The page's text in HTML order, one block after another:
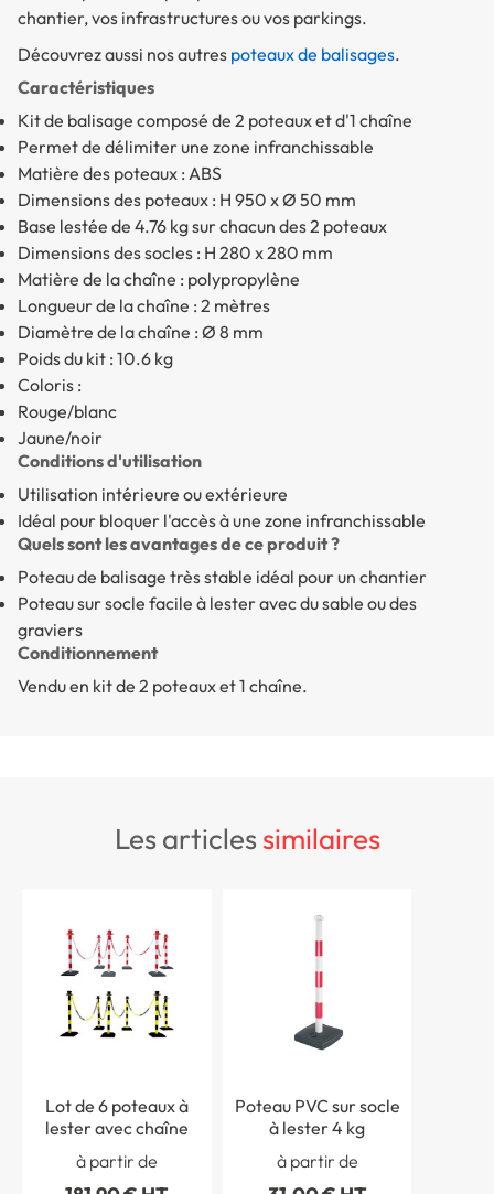
chantier, vos infrastructures ou vos parkings.
Découvrez aussi nos autres poteaux de balisages.
Caractéristiques
Kit de balisage composé de 2 poteaux et d'1 chaîne
Permet de délimiter une zone infranchissable
Matière des poteaux : ABS
Dimensions des poteaux : H 950 x Ø 50 mm
Base lestée de 4.76 kg sur chacun des 2 poteaux
Dimensions des socles : H 280 x 280 mm
Matière de la chaîne : polypropylène
Longueur de la chaîne : 2 mètres
Diamètre de la chaîne : Ø 8 mm
Poids du kit : 10.6 kg
Coloris :
Rouge/blanc
Jaune/noir
Conditions d'utilisation
Utilisation intérieure ou extérieure
Idéal pour bloquer l'accès à une zone infranchissable
Quels sont les avantages de ce produit ?
Poteau de balisage très stable idéal pour un chantier
Poteau sur socle facile à lester avec du sable ou des
graviers
Conditionnement
Vendu en kit de 2 poteaux et 1 chaîne.
les articlessimilaires
Lot de 6 poteaux à
lester avec chaîne
à partir de
Poteau PVC sur socle
à lester 4 kg
à partir de